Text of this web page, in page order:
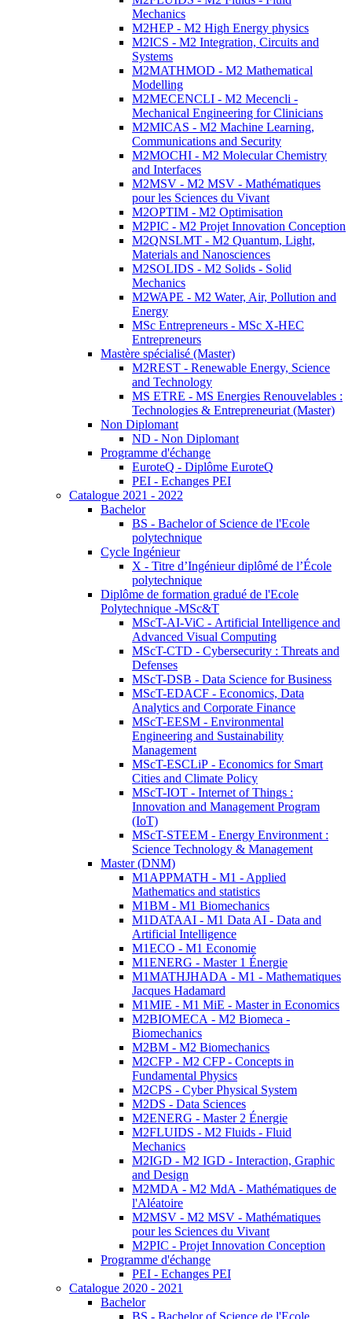
Mechanics
M2HEP - M2 High Energy physics
M2ICS - M2 Integration, Circuits and
Systems
M2MATHMOD - M2 Mathematical
Modelling
M2MECENCLI - M2 Mecencli -
Mechanical Engineering for Clinicians
M2MICAS - M2 Machine Learning,
Communications and Security
M2MOCHI - M2 Molecular Chemistry
and Interfaces
M2MSV - M2 MSV - Mathématiques
pour les Sciences du Vivant
M2OPTIM - M2 Optimisation
M2PIC - M2 Projet Innovation Conception
M2QNSLMT - M2 Quantum, Light,
Materials and Nanosciences
M2SOLIDS - M2 Solids - Solid
Mechanics
M2WAPE - M2 Water, Air, Pollution and
Energy
MSc Entrepreneurs - MSc X-HEC
Entrepreneurs
Mastère spécialisé (Master)
M2REST - Renewable Energy, Science
and Technology
MS ETRE - MS Energies Renouvelables :
Technologies & Entrepreneuriat (Master)
Non Diplomant
ND - Non Diplomant
Programme d'échange
EuroteQ - Diplôme EuroteQ
PEI - Echanges PEI
Catalogue 2021 - 2022
Bachelor
BS - Bachelor of Science de l'Ecole
polytechnique
Cycle Ingénieur
X - Titre d’Ingénieur diplômé de l’École
polytechnique
Diplôme de formation gradué de l'Ecole
Polytechnique -MSc&T
MScT-AI-ViC - Artificial Intelligence and
Advanced Visual Computing
MScT-CTD - Cybersecurity : Threats and
Defenses
MScT-DSB - Data Science for Business
MScT-EDACF - Economics, Data
Analytics and Corporate Finance
MScT-EESM - Environmental
Engineering and Sustainability
Management
MScT-ESCLiP - Economics for Smart
Cities and Climate Policy
MScT-IOT - Internet of Things :
Innovation and Management Program
(IoT)
MScT-STEEM - Energy Environment :
Science Technology & Management
Master (DNM)
M1APPMATH - M1 - Applied
Mathematics and statistics
M1BM - M1 Biomechanics
M1DATAAI - M1 Data AI - Data and
Artificial Intelligence
M1ECO - M1 Economie
M1ENERG - Master 1 Énergie
M1MATHJHADA - M1 - Mathematiques
Jacques Hadamard
M1MIE - M1 MiE - Master in Economics
M2BIOMECA - M2 Biomeca -
Biomechanics
M2BM - M2 Biomechanics
M2CFP - M2 CFP - Concepts in
Fundamental Physics
M2CPS - Cyber Physical System
M2DS - Data Sciences
M2ENERG - Master 2 Énergie
M2FLUIDS - M2 Fluids - Fluid
Mechanics
M2IGD - M2 IGD - Interaction, Graphic
and Design
M2MDA - M2 MdA - Mathématiques de
l'Aléatoire
M2MSV - M2 MSV - Mathématiques
pour les Sciences du Vivant
M2PIC - Projet Innovation Conception
Programme d'échange
PEI - Echanges PEI
Catalogue 2020 - 2021
Bachelor
BS - Bachelor of Science de l'Ecole